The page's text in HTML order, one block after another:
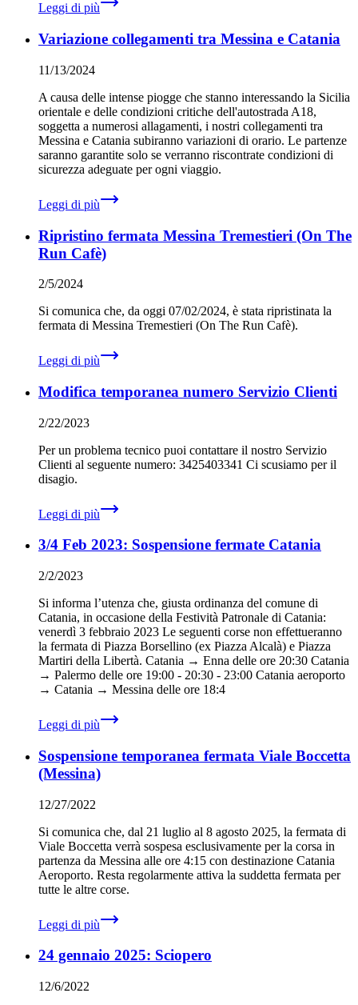
Leggi di più
Variazione collegamenti tra Messina e Catania
11/13/2024
A causa delle intense piogge che stanno interessando la Sicilia
orientale e delle condizioni critiche dell'autostrada A18,
soggetta a numerosi allagamenti, i nostri collegamenti tra
Messina e Catania subiranno variazioni di orario. Le partenze
saranno garantite solo se verranno riscontrate condizioni di
sicurezza adeguate per ogni viaggio. ‍
Leggi di più
Ripristino fermata Messina Tremestieri (On The
Run Cafè)
2/5/2024
Si comunica che, da oggi 07/02/2024, è stata ripristinata la
fermata di Messina Tremestieri (On The Run Cafè).
Leggi di più
Modifica temporanea numero Servizio Clienti
2/22/2023
Per un problema tecnico puoi contattare il nostro Servizio
Clienti al seguente numero: 3425403341 Ci scusiamo per il
disagio.
Leggi di più
3/4 Feb 2023: Sospensione fermate Catania
2/2/2023
Si informa l’utenza che, giusta ordinanza del comune di
Catania, in occasione della Festività Patronale di Catania: ‍
venerdì 3 febbraio 2023 Le seguenti corse non effettueranno
la fermata di Piazza Borsellino (ex Piazza Alcalà) e Piazza
Martiri della Libertà. Catania → Enna delle ore 20:30 Catania
→ Palermo delle ore 19:00 - 20:30 - 23:00 Catania aeroporto
→ Catania → Messina delle ore 18:4
Leggi di più
Sospensione temporanea fermata Viale Boccetta
(Messina)
12/27/2022
Si comunica che, dal 21 luglio al 8 agosto 2025, la fermata di
Viale Boccetta verrà sospesa esclusivamente per la corsa in
partenza da Messina alle ore 4:15 con destinazione Catania
Aeroporto. Resta regolarmente attiva la suddetta fermata per
tutte le altre corse.
Leggi di più
24 gennaio 2025: Sciopero
12/6/2022